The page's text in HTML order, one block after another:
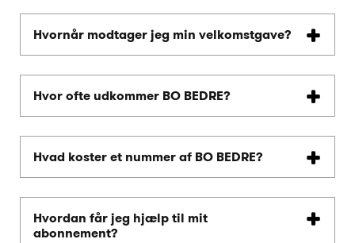
Hvornår modtager jeg min velkomstgave?
Hvor ofte udkommer BO BEDRE?
Hvad koster et nummer af BO BEDRE?
Hvordan får jeg hjælp til mit
abonnement?